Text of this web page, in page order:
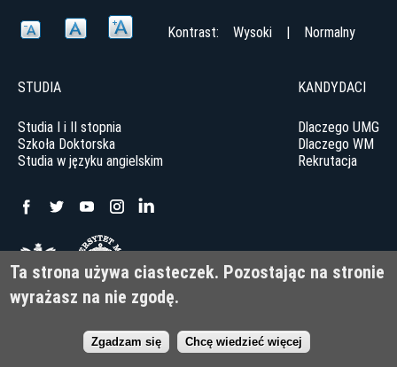
Kontrast: Wysoki | Normalny
STUDIA
Studia I i II stopnia
Szkoła Doktorska
Studia w języku angielskim
KANDYDACI
Dlaczego UMG
Dlaczego WM
Rekrutacja
ul. Morska 81-87, 81-225 Gdynia
© Uniwersytet Morski w Gdyni 2022 Deklaracja dostępności
Ta strona używa ciasteczek. Pozostając na stronie
wyrażasz na nie zgodę.
Zgadzam się Chcę wiedzieć więcej